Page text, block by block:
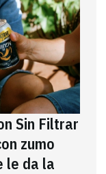
Sin Filtrar
zumo
le da la